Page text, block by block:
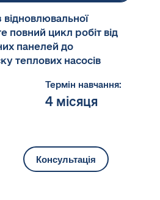
Термін навчання:
4 місяця
повний цикл робіт від
панелей до
теплових насосів
Консультація